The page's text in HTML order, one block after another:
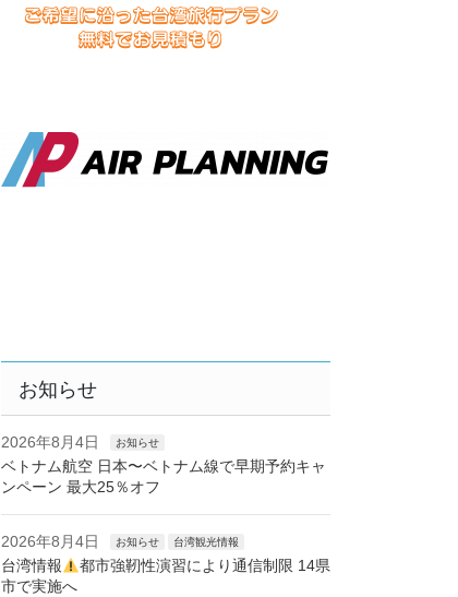
お知らせ
2026年8月4日 お知らせ
ベトナム航空 日本〜ベトナム線で早期予約キャ
ンペーン 最大25％オフ
2026年8月4日 お知らせ 台湾観光情報
台湾情報
都市強靭性演習により通信制限 14県
市で実施へ